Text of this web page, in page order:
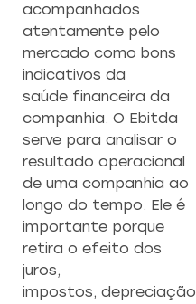
acompanhados
atentamente pelo
mercado como bons
indicativos da
saúde financeira da
companhia. O Ebitda
serve para analisar o
resultado operacional
de uma companhia ao
longo do tempo. Ele é
importante porque
retira o efeito dos
juros,
impostos, depreciação
Saiba mais